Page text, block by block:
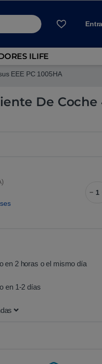
ILIFE
EEE PC 1005HA
De Coche
en 2 horas o el mismo día
en 1-2 días